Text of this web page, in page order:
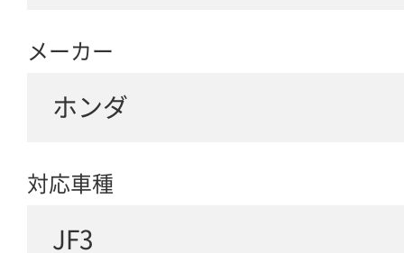
メーカー
ホンダ
対応車種
JF3